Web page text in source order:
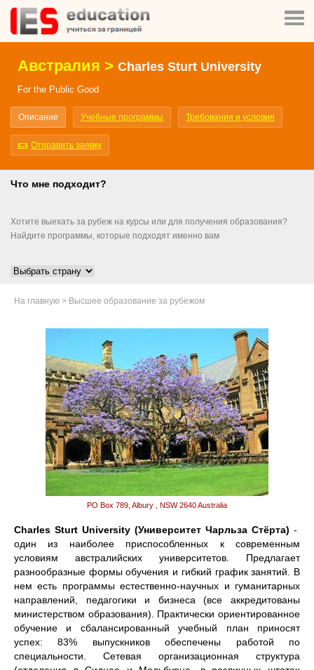
Австралия > Charles Sturt University
For the Public Good
Описание Учебные программы Требования и условия
Отправить заявку
Что мне подходит?
Хотите выехать за рубеж на курсы или для получения образования?
Найдите программы, которые подходят именно вам
На главную > Высшее образование за рубежом
PO Box 789, Albury , NSW 2640 Australia
Charles Sturt University (Университет Чарльза Стёрта) -
один из наиболее приспособленных к современным
условиям австралийских университетов. Предлагает
разнообразные формы обучения и гибкий график занятий. В
нем есть программы естественно-научных и гуманитарных
направлений, педагогики и бизнеса (все аккредитованы
министерством образования). Практически ориентированное
обучение и сбалансированный учебный план приносят
успех: 83% выпускников обеспечены работой по
специальности. Сетевая организационная структура